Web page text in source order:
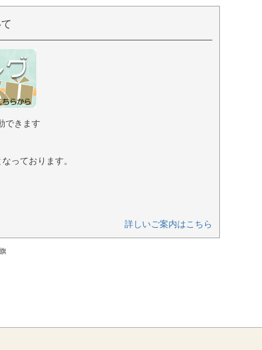
できます
っております。
詳しいご案内はこちら